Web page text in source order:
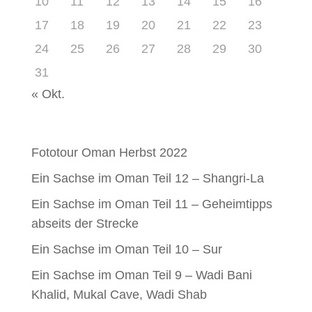
17
18 19 20 21 22
23
24
25 26 27 28 29
30
31
« Okt.
Fototour Oman Herbst 2022
Ein Sachse im Oman Teil 12 – Shangri-La
Ein Sachse im Oman Teil 11 – Geheimtipps
abseits der Strecke
Ein Sachse im Oman Teil 10 – Sur
Ein Sachse im Oman Teil 9 – Wadi Bani
Khalid, Mukal Cave, Wadi Shab